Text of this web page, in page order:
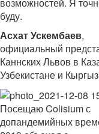
буду.
Асхат Ускембаев,
официальный
Каннских Львов в
Узбекистане и
Посещаю Colisium с
допандемийных